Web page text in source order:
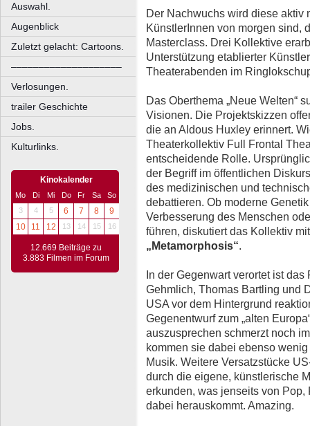
Auswahl.
Augenblick
Zuletzt gelacht: Cartoons.
––––––––––––––––––––
Verlosungen.
trailer Geschichte
Jobs.
Kulturlinks.
Kinokalender
Mo Di Mi Do Fr Sa
So
3
4 5 6 7 8
9
10
11 12 13 14 15 16
12.669 Beiträge zu
3.883 Filmen im Forum
Der Nachwuchs wird diese aktiv
KünstlerInnen von morgen sind,
Masterclass. Drei Kollektive
Unterstützung etablierter
Theaterabenden im
Das Oberthema „Neue Welten“
Visionen. Die Projektskizzen
die an Aldous Huxley erinnert.
Theaterkollektiv Full Frontal
entscheidende Rolle.
der Begriff im öffentlichen
des medizinischen und
debattieren. Ob moderne
Verbesserung des Menschen
führen, diskutiert das Kollektiv
„Metamorphosis“.
In der Gegenwart verortet ist
Gehmlich, Thomas Bartling und
USA vor dem Hintergrund
Gegenentwurf zum „alten
auszusprechen schmerzt noch
kommen sie dabei ebenso
Musik. Weitere Versatzstücke
durch die eigene, künstlerische
erkunden, was jenseits von
dabei herauskommt. Amazing.